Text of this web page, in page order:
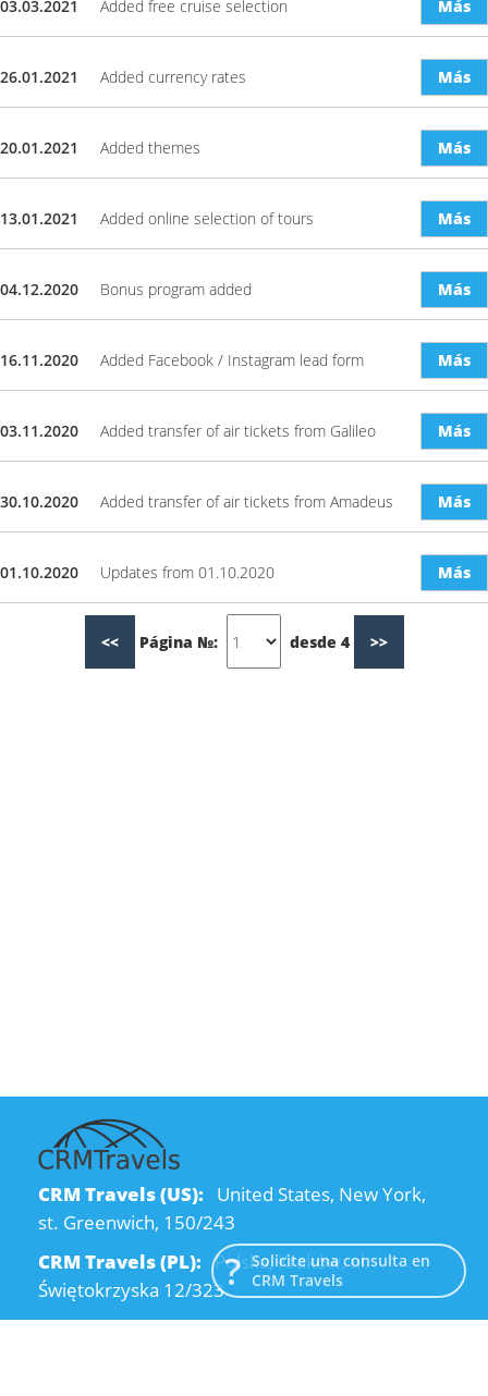
03.03.2021 Added free cruise selection Más
26.01.2021 Added currency rates Más
20.01.2021 Added themes Más
13.01.2021 Added online selection of tours Más
04.12.2020 Bonus program added Más
16.11.2020 Added Facebook / Instagram lead form Más
03.11.2020 Added transfer of air tickets from Galileo Más
30.10.2020 Added transfer of air tickets from Amadeus Más
01.10.2020 Updates from 01.10.2020 Más
<< Página №: desde 4 >>
CRM Travels (US): United States, New York,
st. Greenwich, 150/243
CRM Travels (PL): Polska, Kraków, ul.
Świętokrzyska 12/323
Solicite una consulta en
CRM Travels